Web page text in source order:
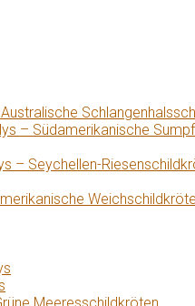
– Südamerikanische
– Seychellen-